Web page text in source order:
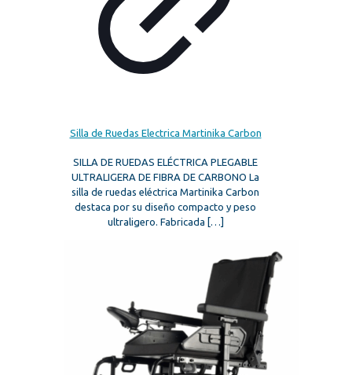
Silla de Ruedas Electrica Martinika Carbon
SILLA DE RUEDAS ELÉCTRICA PLEGABLE
ULTRALIGERA DE FIBRA DE CARBONO La
silla de ruedas eléctrica Martinika Carbon
destaca por su diseño compacto y peso
ultraligero. Fabricada […]